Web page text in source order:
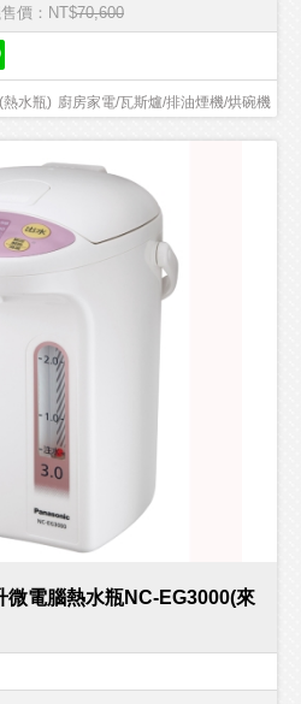
價：NT$70,600
廚房家電/瓦斯爐/排油煙機/烘碗機
(熱水瓶)
電腦熱水瓶NC-EG3000(來